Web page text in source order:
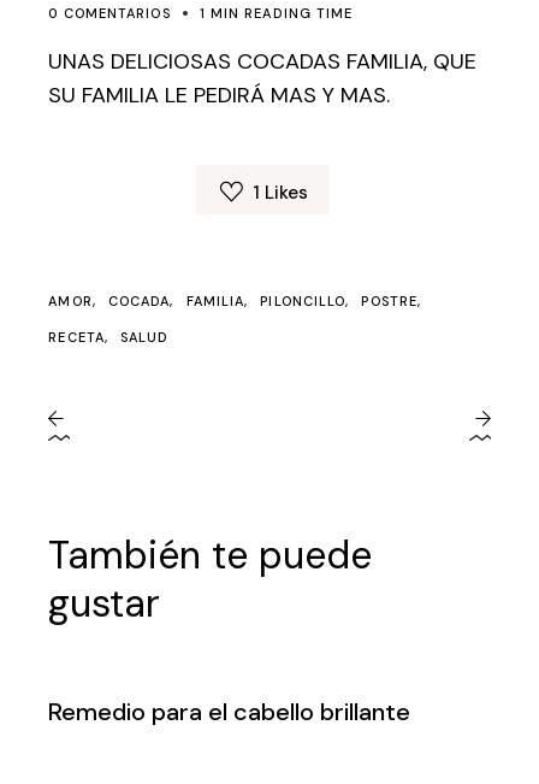
0 COMENTARIOS 1 MIN READING TIME
UNAS DELICIOSAS COCADAS FAMILIA, QUE
SU FAMILIA LE PEDIRÁ MAS Y MAS.
1 Likes
AMOR COCADA FAMILIA PILONCILLO POSTRE
RECETA SALUD
También te puede
gustar
Remedio para el cabello brillante